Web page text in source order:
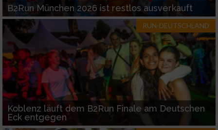
B2Run München 2026 ist restlos ausverkauft
RUN-DEUTSCHLAND
Koblenz läuft dem B2Run Finale am Deutschen
Eck entgegen